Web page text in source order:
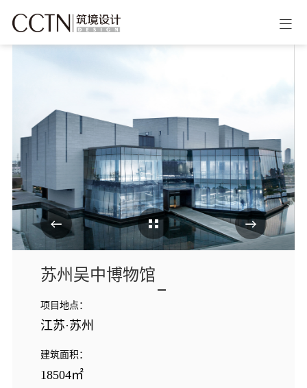
Cases Overview
苏州吴中博物馆
项目地点：
江苏·苏州
建筑面积：
18504㎡